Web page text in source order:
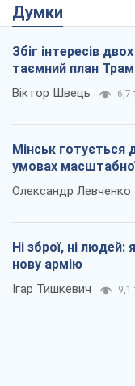
Думки
Збіг інтересів
таємний план
Віктор Швець 6,7
Мінськ готується
умовах
Олександр Левченко
Ні зброї, ні
нову армію
Ігар Тишкевич 9,1